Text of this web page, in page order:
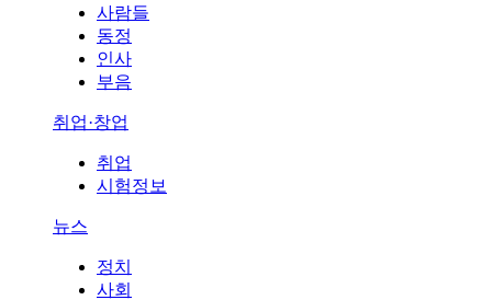
사람들
동정
인사
부음
취업·창업
취업
시험정보
뉴스
정치
사회